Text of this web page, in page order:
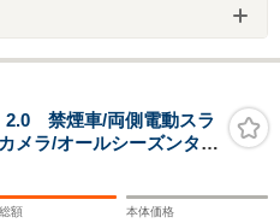
禁煙車/両側電動スラ
メラ/オールシーズンタイ
額 本体価格